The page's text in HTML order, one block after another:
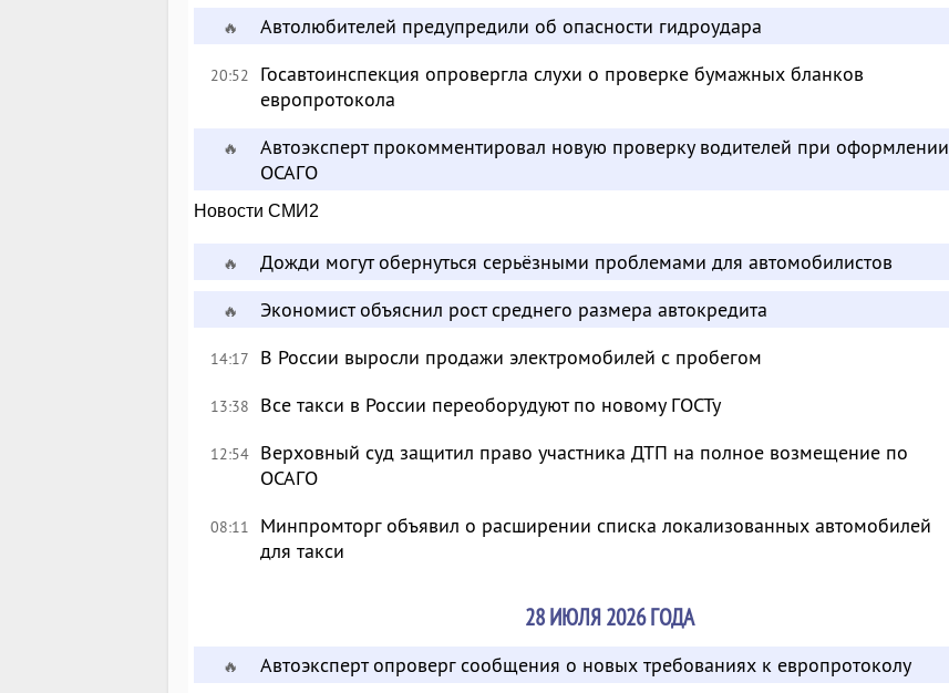
🔥 Автолюбителей предупредили об опасности гидроудара
20:52
Госавтоинспекция опровергла слухи о проверке бумажных бланков
европротокола
🔥
Автоэксперт прокомментировал новую проверку водителей при оформлении
ОСАГО
Новости СМИ2
🔥 Дожди могут обернуться серьёзными проблемами для автомобилистов
🔥 Экономист объяснил рост среднего размера автокредита
14:17 В России выросли продажи электромобилей с пробегом
13:38 Все такси в России переоборудуют по новому ГОСТу
12:54 Верховный суд защитил право участника ДТП на полное возмещение по
ОСАГО
08:11
Минпромторг объявил о расширении списка локализованных автомобилей
для такси
28 ИЮЛЯ 2026 ГОДА
🔥 Автоэксперт опроверг сообщения о новых требованиях к европротоколу